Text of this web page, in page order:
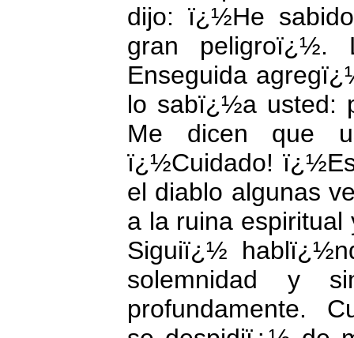
dijo: ï¿½He
gran
Enseguida
lo sabï¿½a usted:
Me dicen que
ï¿½Cuidado!
el diablo algunas
a la ruina
Siguiï¿½
solemnidad y
profundamente.